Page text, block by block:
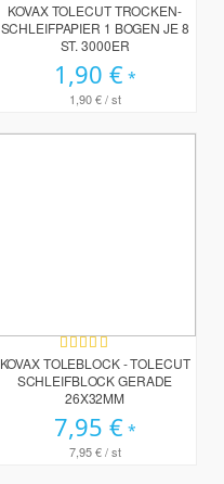
100%
KOVAX TOLECUT TROCKEN-
SCHLEIFPAPIER 1 BOGEN JE 8
ST. 3000ER
1,90 €
1,90 €/ st
Bewertung:
100%
KOVAX TOLEBLOCK - TOLECUT
SCHLEIFBLOCK GERADE
26X32MM
7,95 €
7,95 €/ st